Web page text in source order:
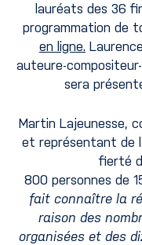
lauréats des 36
programmation de
en ligne.
auteure-
sera
Martin Lajeunesse,
et représentant de
fierté
800 personnes de
fait connaître la
raison des
organisées et des